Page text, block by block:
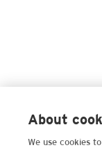
About
We use cookies